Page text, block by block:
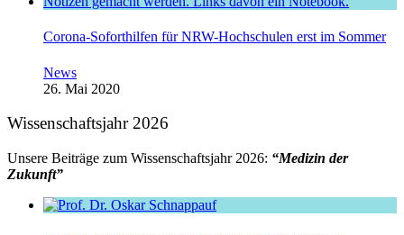
Corona-Soforthilfen für NRW-Hochschulen erst im Sommer
News
26. Mai 2020
Wissenschaftsjahr 2026
Unsere Beiträge zum Wissenschaftsjahr 2026: “Medizin der
Zukunft”